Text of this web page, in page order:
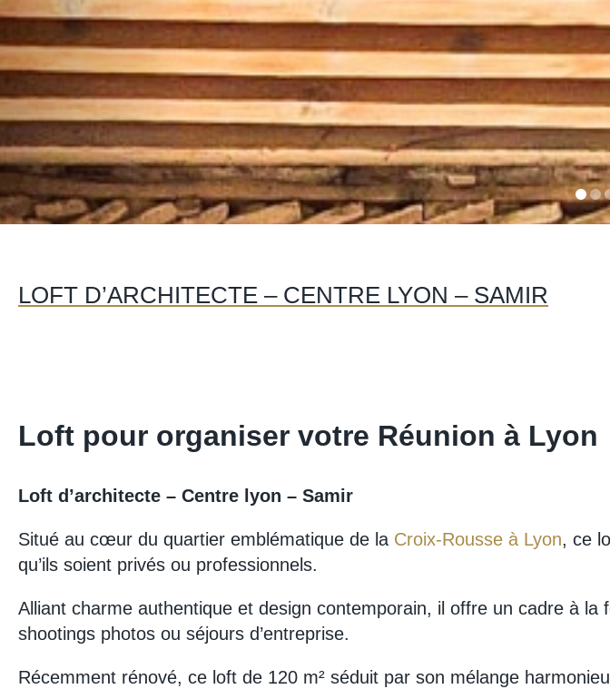
LOFT D’ARCHITECTE – CENTRE LYON – SAMIR
Loft pour organiser votre Réunion à Lyon
Loft d’architecte – Centre lyon – Samir
Situé au cœur du quartier emblématique de la Croix-Rousse à Lyon, ce
qu’ils soient privés ou professionnels.
Alliant charme authentique et design contemporain, il offre un cadre à
shootings photos ou séjours d’entreprise.
Récemment rénové, ce loft de 120 m² séduit par son mélange